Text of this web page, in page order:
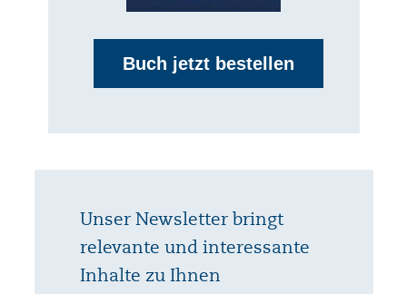
Buch jetzt bestellen
Unser Newsletter bringt
relevante und interessante
Inhalte zu Ihnen